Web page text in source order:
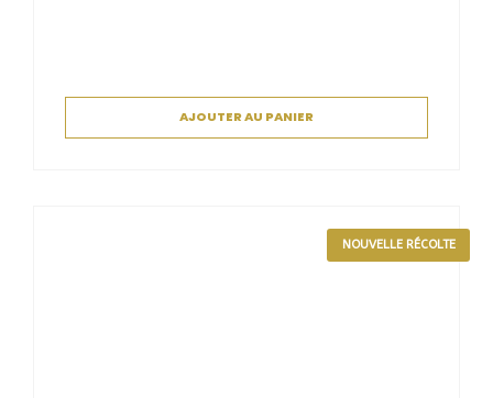
AJOUTER AU PANIER
NOUVELLE RÉCOLTE